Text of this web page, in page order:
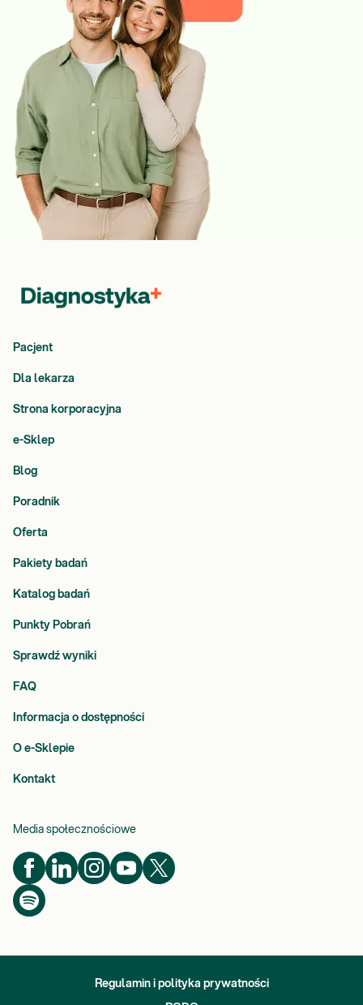
Pacjent
Dla lekarza
Strona korporacyjna
e-Sklep
Blog
Poradnik
Oferta
Pakiety badań
Katalog badań
Punkty Pobrań
Sprawdź wyniki
FAQ
Informacja o dostępności
O e-Sklepie
Kontakt
Media społecznościowe
Regulamin i polityka prywatności